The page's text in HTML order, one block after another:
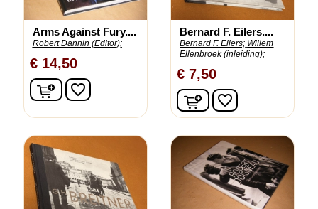
Arms Against Fury....
Robert Dannin (Editor);
€ 14,50
In winkelwagen
favorite_border
Bernard F. Eilers....
Bernard F. Eilers; Willem
Ellenbroek (inleiding);
€ 7,50
In winkelwagen
favorite_border